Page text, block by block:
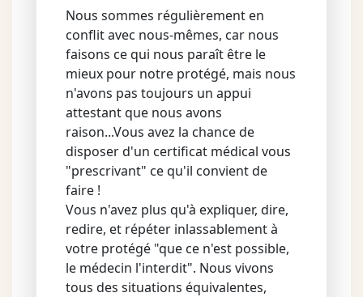
Nous sommes régulièrement en
conflit avec nous-mêmes, car nous
faisons ce qui nous paraît être le
mieux pour notre protégé, mais nous
n'avons pas toujours un appui
attestant que nous avons
raison...Vous avez la chance de
disposer d'un certificat médical vous
"prescrivant" ce qu'il convient de
faire !
Vous n'avez plus qu'à expliquer, dire,
redire, et répéter inlassablement à
votre protégé "que ce n'est possible,
le médecin l'interdit". Nous vivons
tous des situations équivalentes,